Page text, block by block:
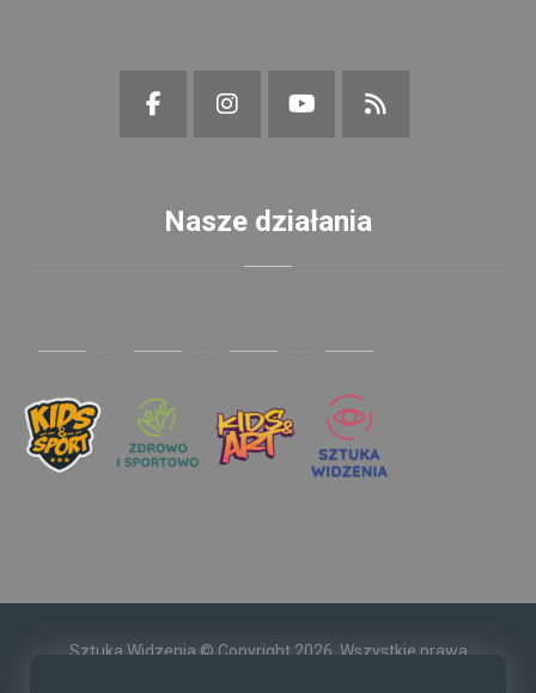
Nasze działania
Sztuka Widzenia © Copyright 2026. Wszystkie prawa